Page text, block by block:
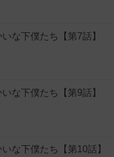
な下僕たち【第7話】
な下僕たち【第9話】
な下僕たち【第10話】